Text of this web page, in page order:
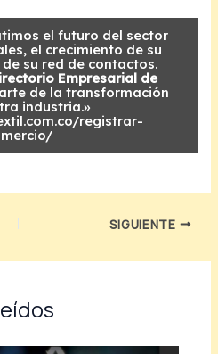
el futuro del sector
el crecimiento de su
su red de contactos.
Empresarial de
de la transformación
industria.»
registrar-
SIGUIENTE